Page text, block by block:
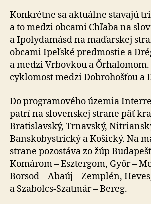
Konkrétne sa aktuálne stavajú tri
a to medzi obcami Chľaba na
a Ipolydamásd na maďarskej
obcami Ipeľské predmostie a
a medzi Vrbovkou a
cyklomost medzi Dobrohošťou a
Do programového územia
patrí na slovenskej strane päť
Bratislavský, Trnavský,
Banskobystrický a Košický. Na
strane pozostáva zo žúp
Komárom – Esztergom, Győr –
Borsod – Abaúj – Zemplén,
a Szabolcs-Szatmár – Bereg.